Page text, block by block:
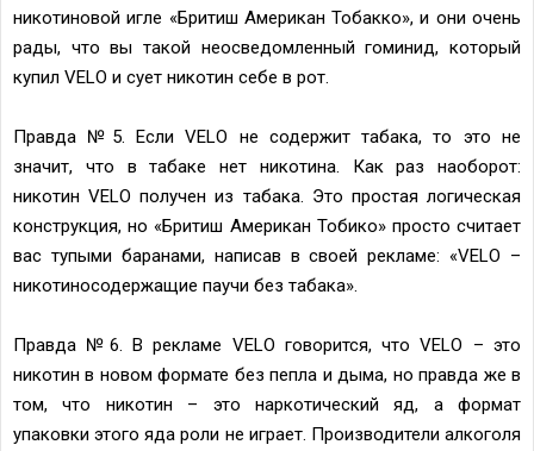
никотиновой игле «Бритиш Американ Тобакко», и они очень
рады, что вы такой неосведомленный гоминид, который
купил VELO и сует никотин себе в рот.
Правда №5. Если VELO не содержит табака, то это не
значит, что в табаке нет никотина. Как раз наоборот:
никотин VELO получен из табака. Это простая логическая
конструкция, но «Бритиш Американ Тобико» просто считает
вас тупыми баранами, написав в своей рекламе: «VELO –
никотиносодержащие паучи без табака».
Правда №6. В рекламе VELO говорится, что VELO – это
никотин в новом формате без пепла и дыма, но правда же в
том, что никотин – это наркотический яд, а формат
упаковки этого яда роли не играет. Производители алкоголя